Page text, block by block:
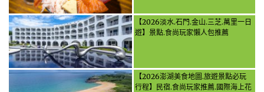
【2026淡水.石門.金山.三芝.萬里一日
遊】景點.食尚玩家懶人包推薦
【2026澎湖美食地圖.旅遊景點必玩
行程】民宿.食尚玩家推薦.國際海上花